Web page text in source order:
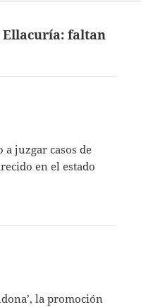
Ellacuría: faltan
juzgar casos de
en el estado
la promoción